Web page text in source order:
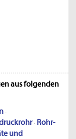
aus folgenden
·
· Rohr-
und